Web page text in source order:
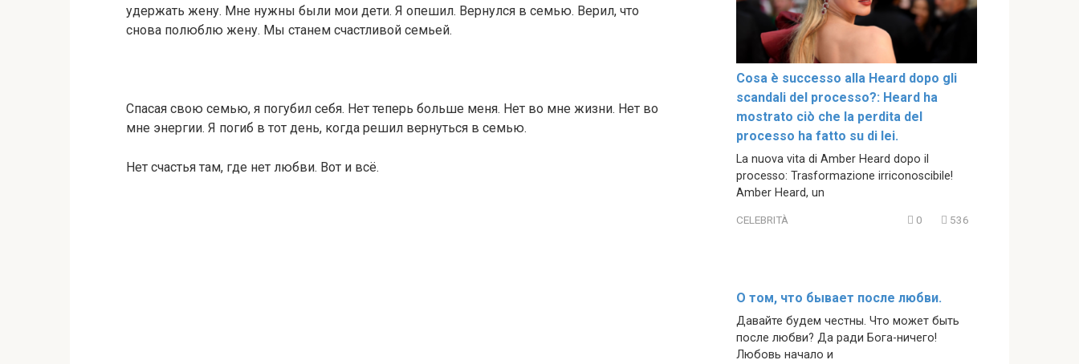
удержать жену. Мне нужны были мои дети. Я опешил. Вернулся в семью. Верил, что
снова полюблю жену. Мы станем счастливой семьей.
Спасая свою семью, я погубил себя. Нет теперь больше меня. Нет во мне жизни. Нет во
мне энергии. Я погиб в тот день, когда решил вернуться в семью.
Нет счастья там, где нет любви. Вот и всё.
Cosa è successo alla Heard dopo gli
scandali del processo?: Heard ha
mostrato ciò che la perdita del
processo ha fatto su di lei.
La nuova vita di Amber Heard dopo il
processo: Trasformazione irriconoscibile!
Amber Heard, un
CELEBRITÀ 0 536
О том, что бывает после любви.
Давайте будем честны. Что может быть
после любви? Да ради Бога-ничего!
Любовь начало и